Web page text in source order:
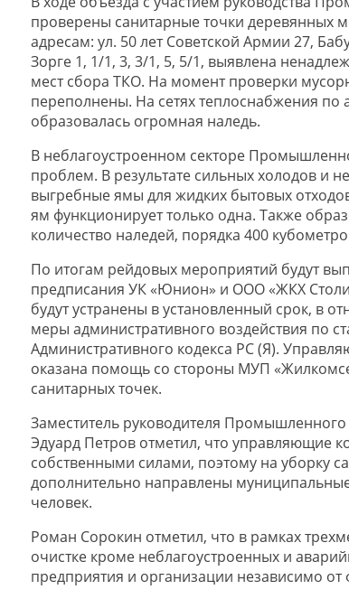
проверены санитарные точки деревянных
адресам: ул. 50 лет Советской Армии 27,
Зорге 1, 1/1, 3, 3/1, 5, 5/1, выявлена
мест сбора ТКО. На момент проверки
переполнены. На сетях теплоснабжения по
образовалась огромная наледь.
В неблагоустроенном секторе
проблем. В результате сильных холодов и
выгребные ямы для жидких бытовых
ям функционирует только одна. Также
количество наледей, порядка 400
По итогам рейдовых мероприятий будут
предписания УК «Юнион» и ООО «ЖКХ
будут устранены в установленный срок, в
меры административного воздействия по
Административного кодекса РС (Я).
оказана помощь со стороны МУП
санитарных точек.
Заместитель руководителя
Эдуард Петров отметил, что управляющие
собственными силами, поэтому на уборку
дополнительно направлены
человек.
Роман Сорокин отметил, что в рамках
очистке кроме неблагоустроенных и
предприятия и организации независимо от